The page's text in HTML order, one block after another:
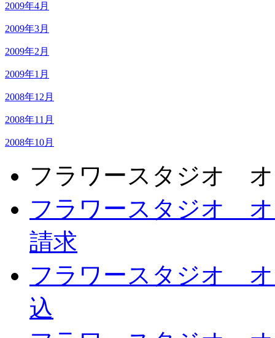
2009年4月
2009年3月
2009年2月
2009年1月
2008年12月
2008年11月
2008年10月
フラワースタジオ
フラワースタジオ オ
請求
フラワースタジオ
込